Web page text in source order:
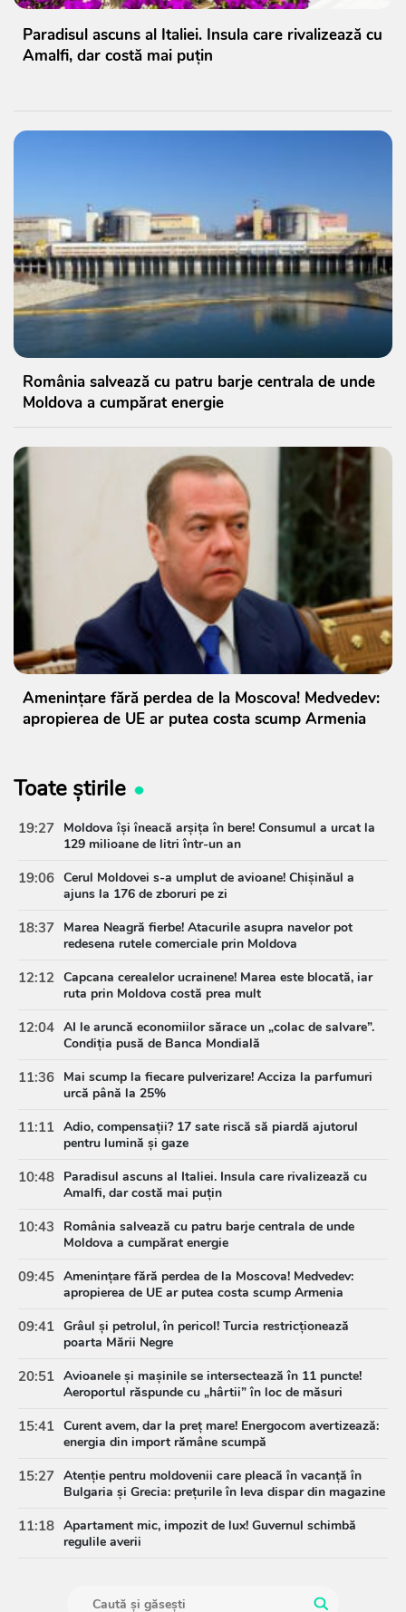
Paradisul ascuns al Italiei. Insula care rivalizează cu
Amalfi, dar costă mai puțin
România salvează cu patru barje centrala de unde
Moldova a cumpărat energie
Amenințare fără perdea de la Moscova! Medvedev:
apropierea de UE ar putea costa scump Armenia
Toate știrile
19:27 Moldova își îneacă arșița în bere! Consumul a urcat la
129 milioane de litri într-un an
19:06 Cerul Moldovei s-a umplut de avioane! Chișinăul a
ajuns la 176 de zboruri pe zi
18:37 Marea Neagră fierbe! Atacurile asupra navelor pot
redesena rutele comerciale prin Moldova
12:12 Capcana cerealelor ucrainene! Marea este blocată, iar
ruta prin Moldova costă prea mult
12:04 AI le aruncă economiilor sărace un „colac de salvare”.
Condiția pusă de Banca Mondială
11:36 Mai scump la fiecare pulverizare! Acciza la parfumuri
urcă până la 25%
11:11 Adio, compensații? 17 sate riscă să piardă ajutorul
pentru lumină și gaze
10:48 Paradisul ascuns al Italiei. Insula care rivalizează cu
Amalfi, dar costă mai puțin
10:43
România salvează cu patru barje centrala de unde
Moldova a cumpărat energie
09:45 Amenințare fără perdea de la Moscova! Medvedev:
apropierea de UE ar putea costa scump Armenia
09:41 Grâul și petrolul, în pericol! Turcia restricționează
poarta Mării Negre
20:51 Avioanele și mașinile se intersectează în 11 puncte!
Aeroportul răspunde cu „hârtii” în loc de măsuri
15:41 Curent avem, dar la preț mare! Energocom avertizează:
energia din import rămâne scumpă
15:27 Atenție pentru moldovenii care pleacă în vacanță în
Bulgaria și Grecia: prețurile în leva dispar din magazine
11:18 Apartament mic, impozit de lux! Guvernul schimbă
regulile averii